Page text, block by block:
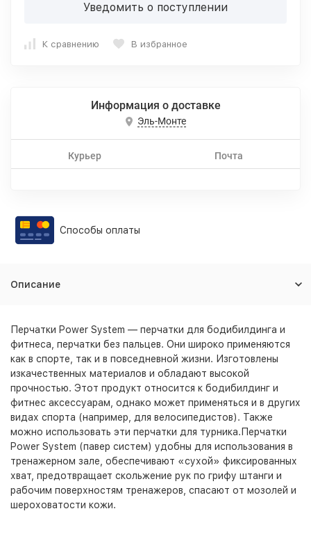
Уведомить о поступлении
К сравнению В избранное
Информация о доставке
Эль-Монте
Курьер Почта
Способы оплаты
Описание
Перчатки Power System — перчатки для бодибилдинга и
фитнеса, перчатки без пальцев. Они широко применяются
как в спорте, так и в повседневной жизни. Изготовлены
изкачественных материалов и обладают высокой
прочностью. Этот продукт относится к бодибилдинг и
фитнес аксессуарам, однако может применяться и в других
видах спорта (например, для велосипедистов). Также
можно использовать эти перчатки для турника.Перчатки
Power System (павер систем) удобны для использования в
тренажерном зале, обеспечивают «сухой» фиксированных
хват, предотвращает скольжение рук по грифу штанги и
рабочим поверхностям тренажеров, спасают от мозолей и
шероховатости кожи.